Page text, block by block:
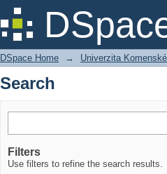
Search
DSpace Home → Univerzita
Search
Filters
Use filters to refine the search results.